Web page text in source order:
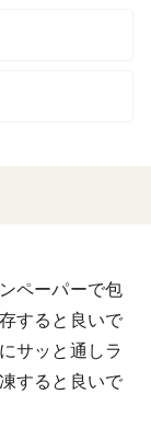
ペーパーで包
すると良いで
サッと通しラ
すると良いで